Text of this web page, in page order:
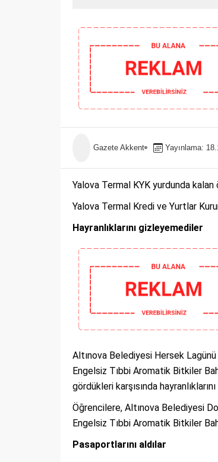
Gazete Akkent Yayınlama:
Yalova Termal KYK yurdunda
Yalova Termal Kredi ve Yurtlar
Hayranlıklarını gizleyemediler
Altınova Belediyesi Hersek
Engelsiz Tıbbi Aromatik Bitkiler
gördükleri karşısında
Öğrencilere, Altınova Belediyesi
Engelsiz Tıbbi Aromatik Bitkiler
Pasaportlarını aldılar